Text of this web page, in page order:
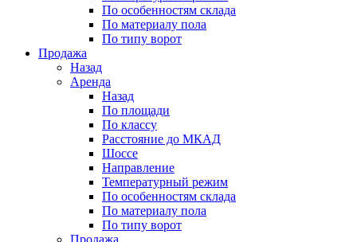
По особенностям склада
По материалу пола
По типу ворот
Продажа
Назад
Аренда
Назад
По площади
По классу
Расстояние до МКАД
Шоссе
Направление
Температурный режим
По особенностям склада
По материалу пола
По типу ворот
Продажа